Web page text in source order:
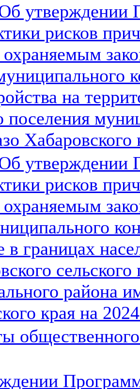
утверждении
рисков
на
поселения
Хабаровского
утверждении
рисков
в границах
района
края на